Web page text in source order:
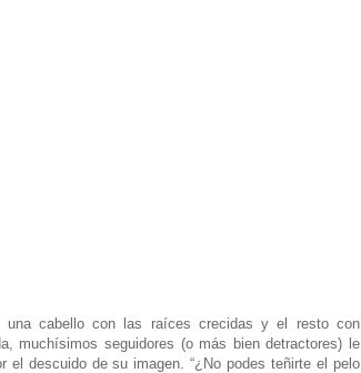
cabello con las raíces crecidas y el resto con
muchísimos seguidores (o más bien detractores) le
el descuido de su imagen. “¿No podes teñirte el pelo